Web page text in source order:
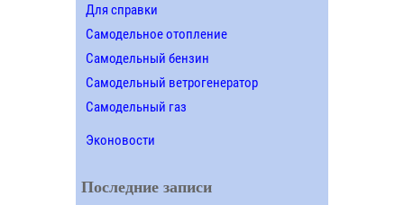
Для справки
Самодельное отопление
Самодельный бензин
Самодельный ветрогенератор
Самодельный газ
Эконовости
Последние записи